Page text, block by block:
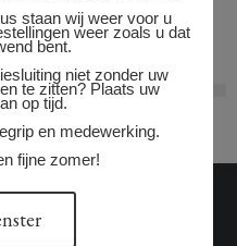
staan wij weer voor u
weer zoals u dat
bent.
niet zonder uw
te zitten? Plaats uw
op tijd.
en medewerking.
fijne zomer!
ONZE GEGEVENS